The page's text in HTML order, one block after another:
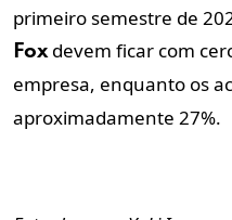
primeiro semestre de
Foxdevem ficar com
empresa, enquanto os
aproximadamente 27%.